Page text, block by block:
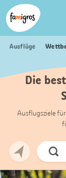
Sprungmarken
Navigation
Header
Logo
Ausflüge
Die
Ausflugsziele
Jetzt